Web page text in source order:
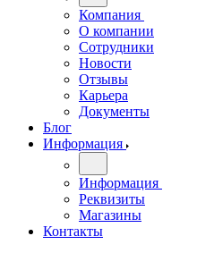
Компания
О компании
Сотрудники
Новости
Отзывы
Карьера
Документы
Блог
Информация
Информация
Реквизиты
Магазины
Контакты